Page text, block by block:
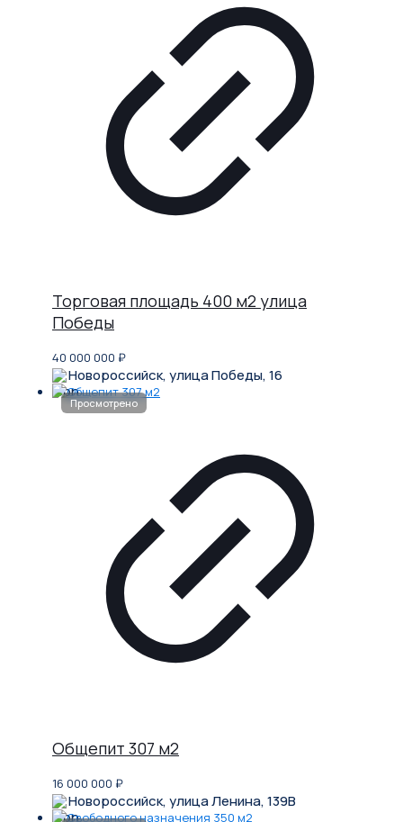
Торговая площадь 400 м2 улица
Победы
40 000 000 ₽
Новороссийск, улица Победы, 16
Общепит 307 м2
16 000 000 ₽
Новороссийск, улица Ленина, 139В